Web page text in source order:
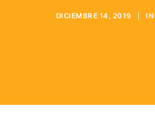
CONTACTODICIEMBRE 14, 2019 IN